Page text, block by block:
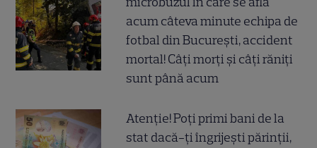
acum câteva minute echipa de
fotbal din București, accident
mortal! Câți morți și câți răniți
sunt până acum
Atenție! Poți primi bani de la
stat dacă-ți îngrijești părinții,